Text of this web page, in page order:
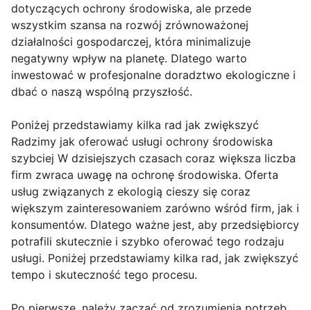
dotyczących ochrony środowiska, ale przede
wszystkim szansa na rozwój zrównoważonej
działalności gospodarczej, która minimalizuje
negatywny wpływ na planetę. Dlatego warto
inwestować w profesjonalne doradztwo ekologiczne i
dbać o naszą wspólną przyszłość.
Poniżej przedstawiamy kilka rad jak zwiększyć
Radzimy jak oferować usługi ochrony środowiska
szybciej W dzisiejszych czasach coraz większa liczba
firm zwraca uwagę na ochronę środowiska. Oferta
usług związanych z ekologią cieszy się coraz
większym zainteresowaniem zarówno wśród firm, jak i
konsumentów. Dlatego ważne jest, aby przedsiębiorcy
potrafili skutecznie i szybko oferować tego rodzaju
usługi. Poniżej przedstawiamy kilka rad, jak zwiększyć
tempo i skuteczność tego procesu.